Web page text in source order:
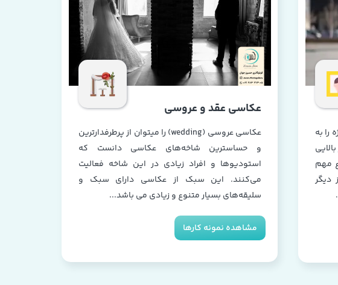
به
مهم
دیگر
عکاسی عروسی (wedding) را میتوان از پرطرفدارترین
و حساسترین شاخه‌های عکاسی دانست که
استودیوها و افراد زیادی در این شاخه فعالیت
می‌کنند. این سبک از عکاسی دارای سبک و
سلیقه‌های بسیار متنوع و زیادی می باشد...
عکاسی عقد و عروسی
مشاهده نمونه کارها